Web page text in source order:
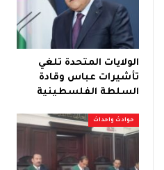
الولايات المتحدة تلغي
تأشيرات عباس وقادة
السلطة الفلسطينية
حوادث واحداث